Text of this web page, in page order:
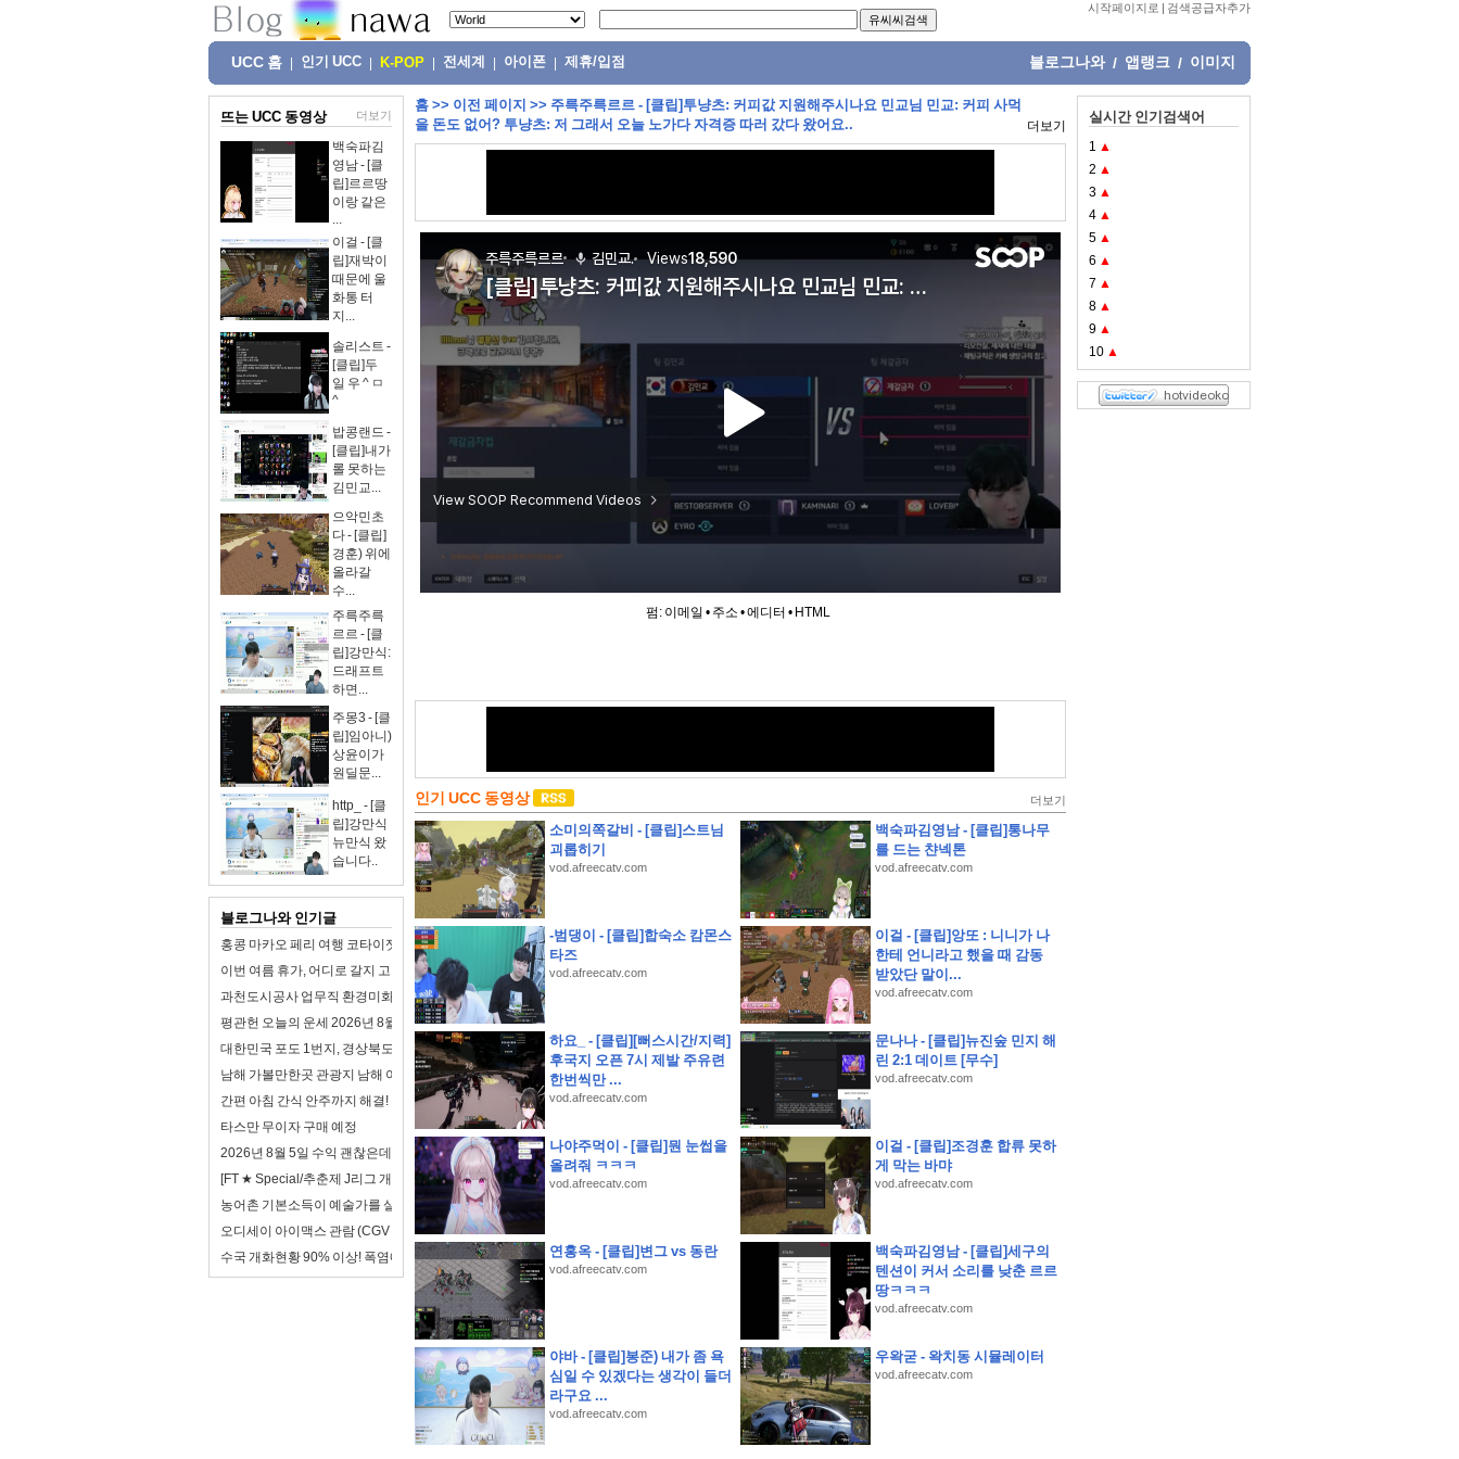
시작페이지로 | 검색공급자추가
UCC 홈 인기 UCC K-POP 전세계 아이폰 제휴/입점 블로그나와 / 앱랭크 / 이미지
뜨는 UCC 동영상 더보기
백숙파김
영남 - [클
립]르르땅
이랑 같은
...
이걸 - [클
립]재박이
때문에 울
화통 터
지...
솔리스트 -
[클립]두
일 우 ^ ㅁ
^
밥콩랜드 -
[클립]내가
롤 못하는
김민교...
으악민초
다 - [클립]
경훈) 위에
올라갈
수...
주륵주륵
르르 - [클
립]강만식:
드래프트
하면...
주몽3 - [클
립]임아니)
상윤이가
원딜문...
http_ - [클
립]강만식
뉴만식 왔
습니다..
블로그나와 인기글
홍콩 마카오 페리 여행 코타이젯 터보젯 가격 예약
이번 여름 휴가, 어디로 갈지 고민이라면? 동해안 해수욕장 개폐장 일정 지금 바로 확인해 보세요!
과천도시공사 업무직 환경미화 면접 합격자료 자기소개 스크립트 및 실제 면접 합격 답안
평관헌 오늘의 운세 2026년 8월 7일 계축日 입추
대한민국 포도 1번지, 경상북도!
남해 가볼만한곳 관광지 남해 여행 코스
간편 아침 간식 안주까지 해결! 동원 어델리 전자레인지 40초면 끝
타스만 무이자 구매 예정
2026년 8월 5일 수익 괜찮은데? 하지만 이제 안녕.
[FT ★ Special/추춘제 J리그 개막특집 2/3] 동기부여를 가득 채워라! J리그 백년구상리그
농어촌 기본소득이 예술가를 살리는 방법
오디세이 아이맥스 관람 (CGV 천호 아이맥스)
수국 개화현황 90% 이상! 폭염에도 아름다운 옥천묘목공원
홈 >> 이전 페이지 >> 주륵주륵르르 - [클립]투냥츠: 커피값 지원해주시나요 민교님 민교: 커피 사먹
을 돈도 없어? 투냥츠: 저 그래서 오늘 노가다 자격증 따러 갔다 왔어요..
더보기
펌: 이메일 • 주소 •에디터 • HTML
인기 UCC 동영상 더보기
소미의쪽갈비 - [클립]스트님
괴롭히기
vod.afreecatv.com
백숙파김영남 - [클립]통나무
를 드는 챤넥톤
vod.afreecatv.com
-범댕이 - [클립]합숙소 캄몬스
타즈
vod.afreecatv.com
이걸 - [클립]앙또 : 니니가 나
한테 언니라고 했을 때 감동
받았단 말이...
vod.afreecatv.com
하요_ - [클립][뻐스시간/지력]
후국지 오픈 7시 제발 주유련
한번씩만 ...
vod.afreecatv.com
문나나 - [클립]뉴진숲 민지 해
린 2:1 데이트 [무수]
vod.afreecatv.com
나야주먹이 - [클립]뭔 눈썹을
올려줘 ㅋㅋㅋ
vod.afreecatv.com
이걸 - [클립]조경훈 합류 못하
게 막는 바먀
vod.afreecatv.com
연홍옥 - [클립]변그 vs 동란
vod.afreecatv.com
백숙파김영남 - [클립]세구의
텐션이 커서 소리를 낮춘 르르
땅ㅋㅋㅋ
vod.afreecatv.com
야바 - [클립]봉준) 내가 좀 욕
심일 수 있겠다는 생각이 들더
라구요 ...
vod.afreecatv.com
우왁굳 - 왁치동 시뮬레이터
vod.afreecatv.com
실시간 인기검색어
1 ▲
2 ▲
3 ▲
4 ▲
5 ▲
6 ▲
7 ▲
8 ▲
9 ▲
10 ▲